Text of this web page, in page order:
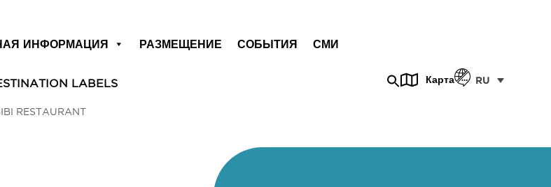
ИНФОРМАЦИЯ РАЗМЕЩЕНИЕ СОБЫТИЯ СМИ
LABELS Карта RU
RESTAURANT